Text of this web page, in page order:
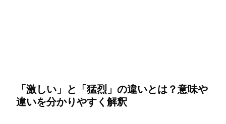
「激しい」と「猛烈」の違いとは？意味や
違いを分かりやすく解釈